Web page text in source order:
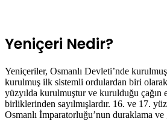
Yeniçeri Nedir?
Yeniçeriler, Osmanlı Devleti’nde
kurulmuş ilk sistemli ordulardan biri
yüzyılda kurulmuştur ve kurulduğu çağın
birliklerinden sayılmışlardır. 16. ve 17.
Osmanlı İmparatorluğu’nun duraklama ve